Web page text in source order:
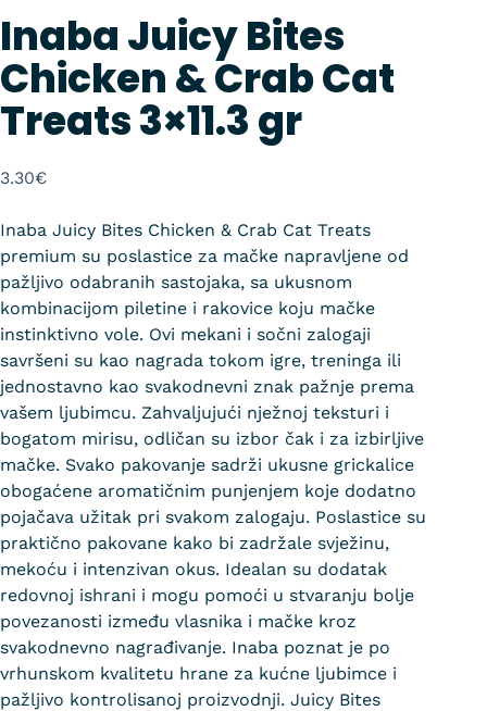
Inaba Juicy Bites
Chicken & Crab Cat
Treats 3×11.3 gr
3.30€
Inaba Juicy Bites Chicken & Crab Cat Treats
premium su poslastice za mačke napravljene od
pažljivo odabranih sastojaka, sa ukusnom
kombinacijom piletine i rakovice koju mačke
instinktivno vole. Ovi mekani i sočni zalogaji
savršeni su kao nagrada tokom igre, treninga ili
jednostavno kao svakodnevni znak pažnje prema
vašem ljubimcu. Zahvaljujući nježnoj teksturi i
bogatom mirisu, odličan su izbor čak i za izbirljive
mačke. Svako pakovanje sadrži ukusne grickalice
obogaćene aromatičnim punjenjem koje dodatno
pojačava užitak pri svakom zalogaju. Poslastice su
praktično pakovane kako bi zadržale svježinu,
mekoću i intenzivan okus. Idealan su dodatak
redovnoj ishrani i mogu pomoći u stvaranju bolje
povezanosti između vlasnika i mačke kroz
svakodnevno nagrađivanje. Inaba poznat je po
vrhunskom kvalitetu hrane za kućne ljubimce i
pažljivo kontrolisanoj proizvodnji. Juicy Bites